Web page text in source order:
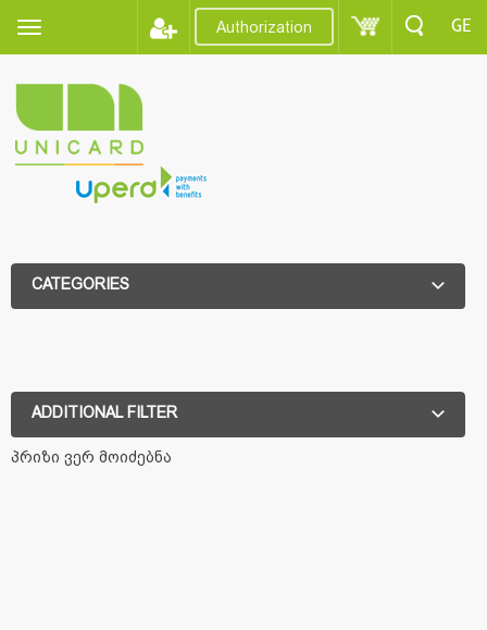
Authorization GE
CATEGORIES
ADDITIONAL FILTER
პრიზი ვერ მოიძებნა